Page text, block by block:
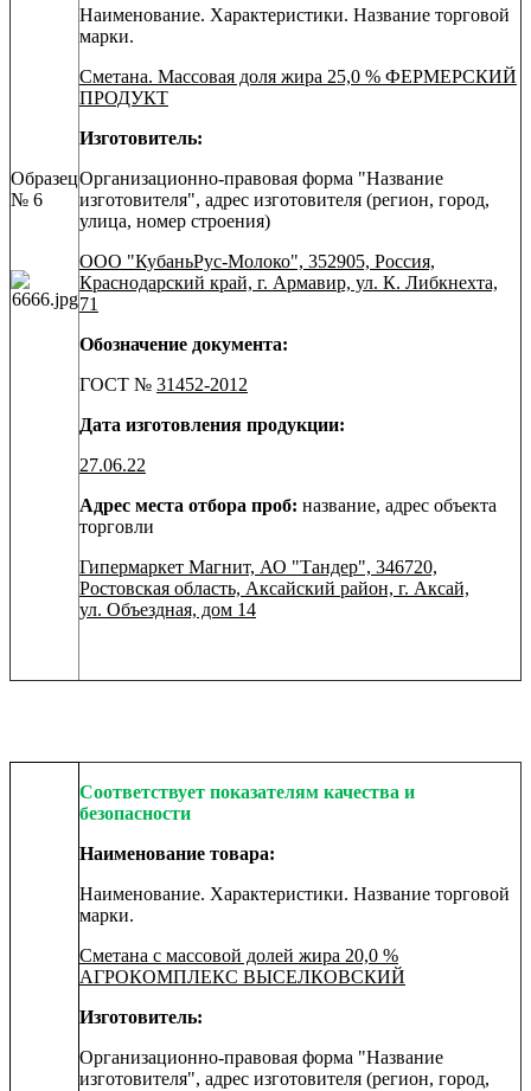
Образец
№ 6
Наименование. Характеристики. Название торговой
марки.
Сметана. Массовая доля жира 25,0 % ФЕРМЕРСКИЙ
ПРОДУКТ
Изготовитель:
Организационно-правовая форма "Название
изготовителя", адрес изготовителя (регион, город,
улица, номер строения)
ООО "КубаньРус-Молоко", 352905, Россия,
Краснодарский край, г. Армавир, ул. К. Либкнехта,
71
Обозначение документа:
ГОСТ № 31452-2012
Дата изготовления продукции:
27.06.22
Адрес места отбора проб: название, адрес объекта
торговли
Гипермаркет Магнит, АО "Тандер", 346720,
Ростовская область, Аксайский район, г. Аксай,
ул. Объездная, дом 14
Соответствует показателям качества и
безопасности
Наименование товара:
Наименование. Характеристики. Название торговой
марки.
Сметана с массовой долей жира 20,0 %
АГРОКОМПЛЕКС ВЫСЕЛКОВСКИЙ
Изготовитель:
Организационно-правовая форма "Название
изготовителя", адрес изготовителя (регион, город,